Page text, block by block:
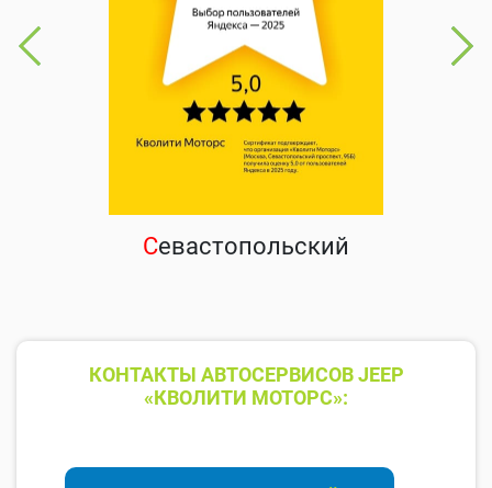
Севастопольский
КОНТАКТЫ АВТОСЕРВИСОВ JEEP
«КВОЛИТИ МОТОРС»: